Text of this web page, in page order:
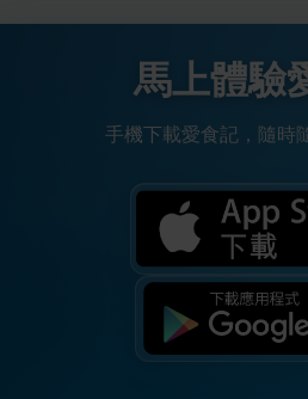
馬上體驗
手機下載愛食記，隨時